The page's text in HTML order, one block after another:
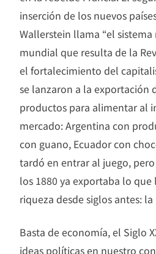
inserción de los nuevos
Wallerstein llama “el
mundial que resulta de la
el fortalecimiento del
se lanzaron a la exportación
productos para alimentar al
mercado: Argentina con
con guano, Ecuador con
tardó en entrar al juego,
los 1880 ya exportaba lo
riqueza desde siglos antes:
Basta de economía, el Siglo
ideas políticas en nuestro